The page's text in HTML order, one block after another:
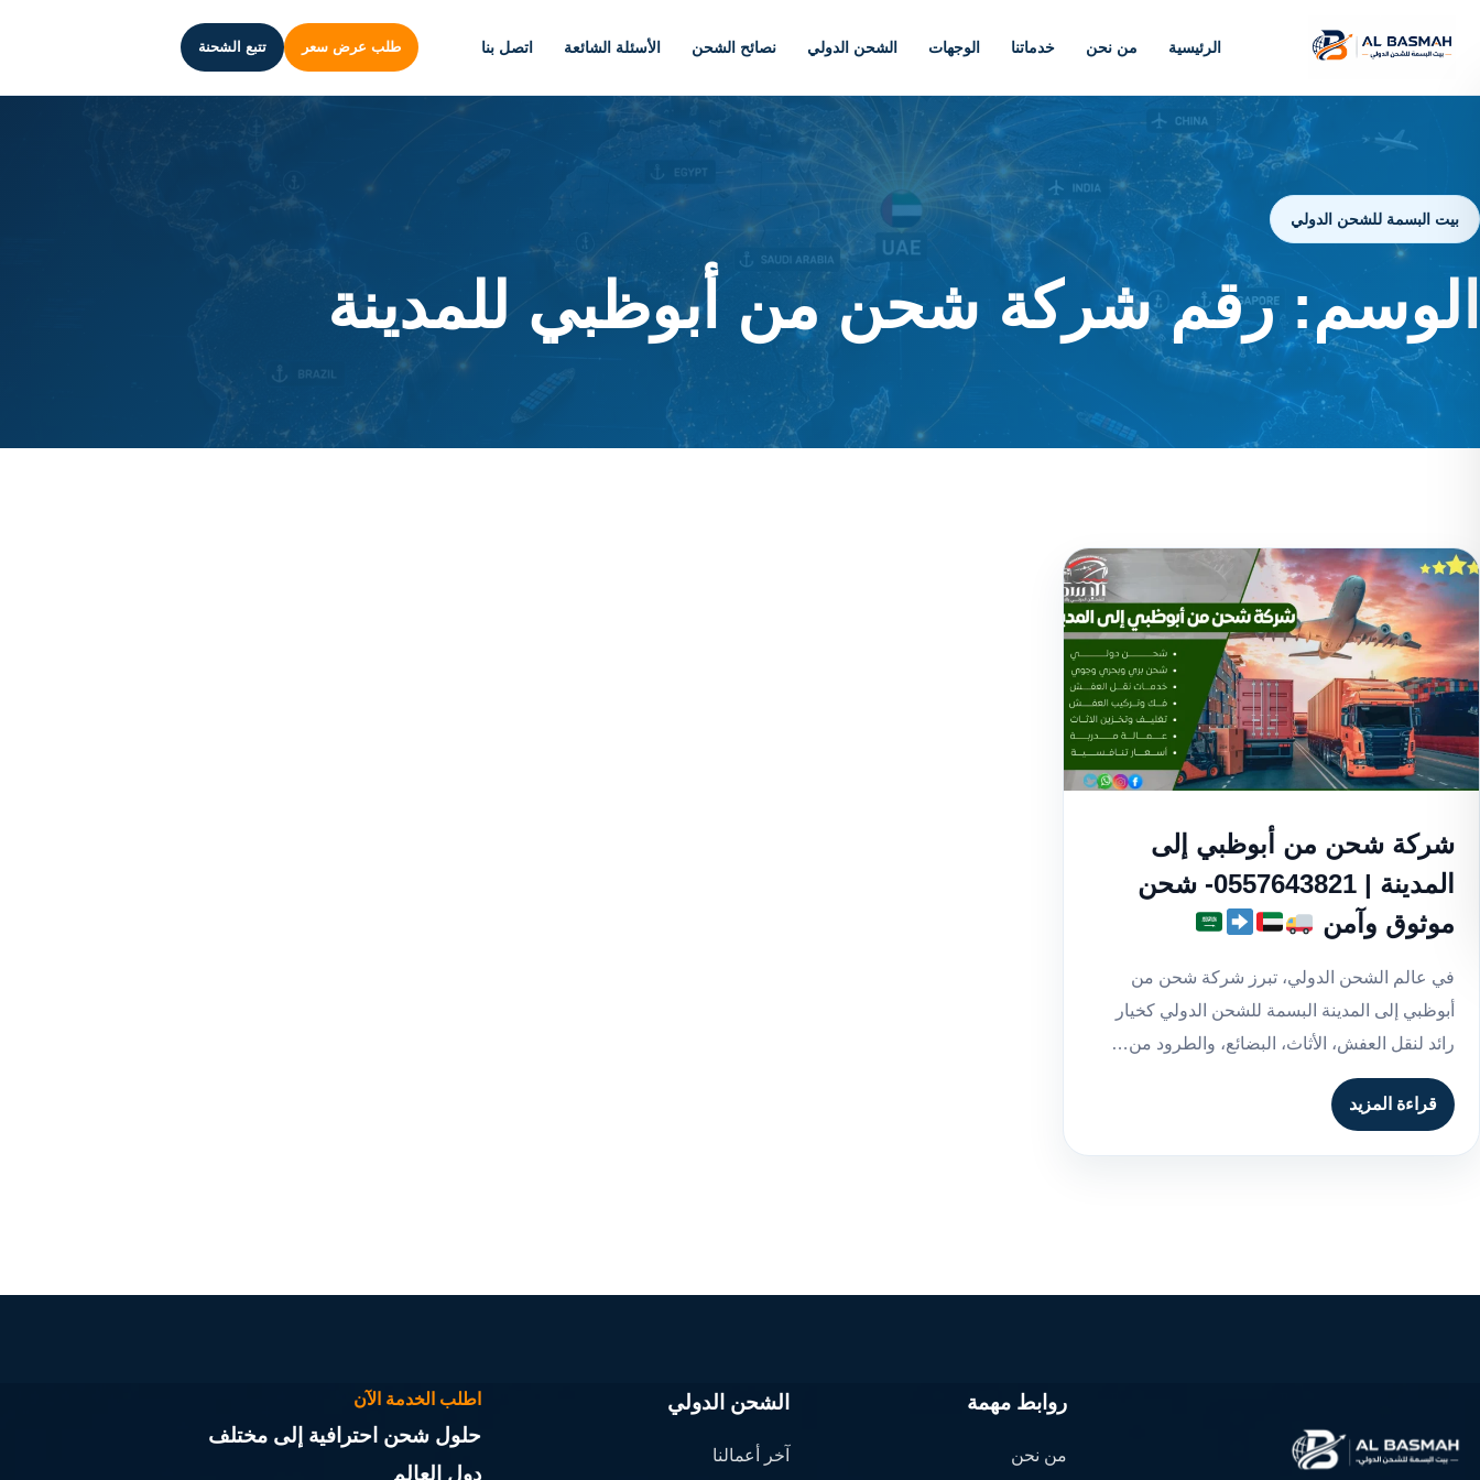
الرئيسية من نحن خدماتنا الوجهات الشحن الدولي نصائح الشحن الأسئلة الشائعة اتصل بنا طلب عرض سعر تتبع الشحنة
بيت البسمة للشحن الدولي
الوسم:رقم شركة شحن من أبوظبي للمدينة
شركة شحن من أبوظبي إلى
المدينة | 0557643821- شحن
موثوق وآمن
في عالم الشحن الدولي، تبرز شركة شحن من
أبوظبي إلى المدينة البسمة للشحن الدولي كخيار
رائد لنقل العفش، الأثاث، البضائع، والطرود من…
قراءة المزيد
روابط مهمة
من نحن
الشحن الدولي
آخر أعمالنا
اطلب الخدمة الآن
حلول شحن احترافية إلى مختلف
دول العالم